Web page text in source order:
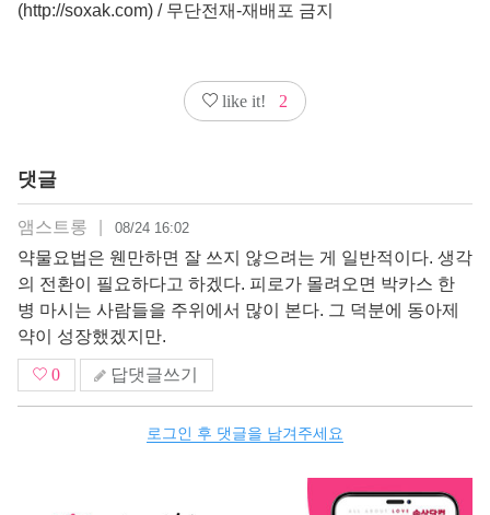
(http://soxak.com) / 무단전재-재배포 금지
like it! 2
댓글
앰스트롱 08/24 16:02
약물요법은 웬만하면 잘 쓰지 않으려는 게 일반적이다. 생각
의 전환이 필요하다고 하겠다. 피로가 몰려오면 박카스 한
병 마시는 사람들을 주위에서 많이 본다. 그 덕분에 동아제
약이 성장했겠지만.
0 답댓글쓰기
로그인 후 댓글을 남겨주세요